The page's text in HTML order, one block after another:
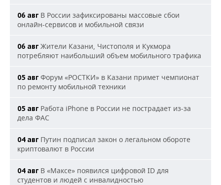
06 авг В России зафиксированы массовые сбои
онлайн-сервисов и мобильной связи
06 авг Жители Казани, Чистополя и Кукмора
потребляют наибольший объем мобильного трафика
05 авг Форум «РОСТКИ» в Казани примет чемпионат
по ремонту мобильной техники
05 авг Работа iPhone в России не пострадает из-за
дела ФАС
04 авг Путин подписал закон о легальном обороте
криптовалют в России
04 авг В «Максе» появился цифровой ID для
студентов и людей с инвалидностью